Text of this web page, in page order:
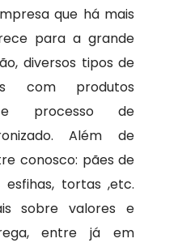
que há mais
para a grande
diversos tipos de
com produtos
e processo de
Além de
conosco: pães de
esfihas, tortas ,etc.
sobre valores e
entre já em